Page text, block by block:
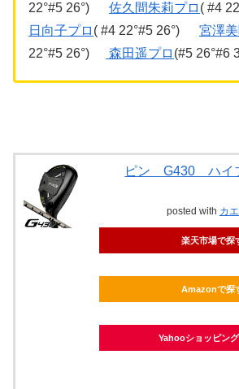
22°#5 26°) 佐久間朱莉プロ ( #4
日向子プロ ( #4 22°#5 26°) 宮澤
22°#5 26°)
森田遥プロ (#5 26°#6
ピン G430 ハイ
posted with カ
楽天市場で探
Amazonで探
Yahooショッピン